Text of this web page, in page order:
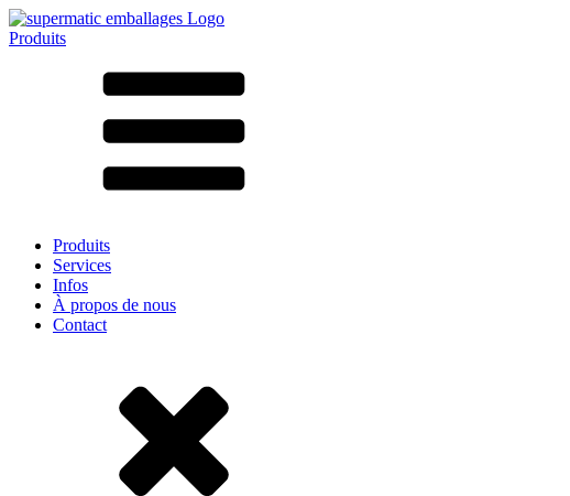
Produits
LD-PE
Sachets et bag-in-box
Produits
Services
Infos
À propos de nous
Contact